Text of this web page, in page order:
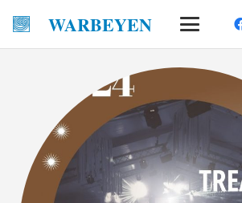
WARBEYEN